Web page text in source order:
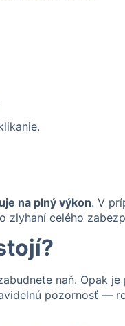
na plný výkon. V
zlyhaní celého
naň. Opak je
pozornosť —